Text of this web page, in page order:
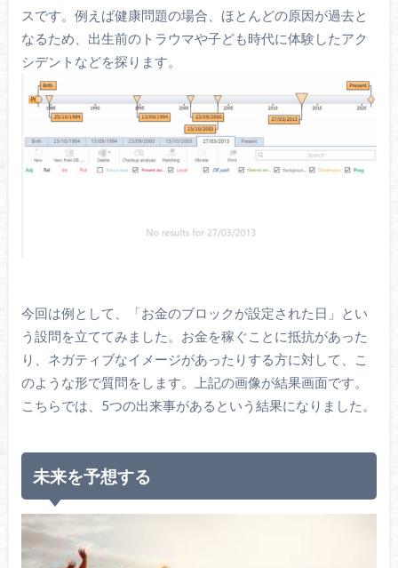
スです。例えば健康問題の場合、ほとんどの原因が過去と
なるため、出生前のトラウマや子ども時代に体験したアク
シデントなどを探ります。
今回は例として、「お金のブロックが設定された日」とい
う設問を立ててみました。お金を稼ぐことに抵抗があった
り、ネガティブなイメージがあったりする方に対して、こ
のような形で質問をします。上記の画像が結果画面です。
こちらでは、5つの出来事があるという結果になりました。
未来を予想する